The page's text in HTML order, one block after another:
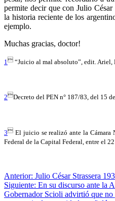
permite decir que con Julio César
la historia reciente de los
ejemplo.
Muchas gracias, doctor!
1 “Juicio al mal absoluto”, edit. Ariel,
2Decreto del PEN n° 187/83, del 15
3 El juicio se realizó ante la
Federal de la Capital Federal, entre el
Navegación
de
Anterior: Julio César Strassera
Siguiente: En su discurso ante la
Gobernador Scioli advirtió que